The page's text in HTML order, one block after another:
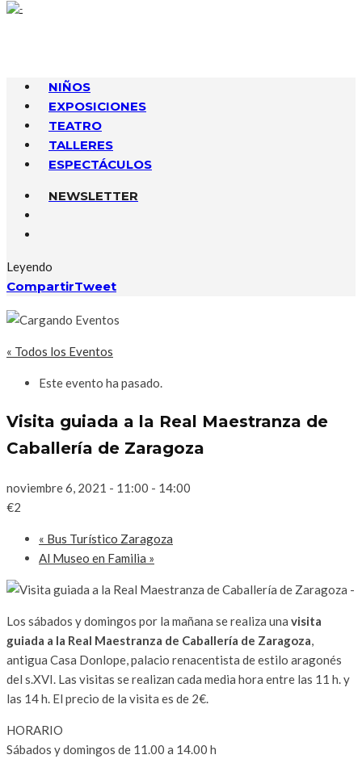
NIÑOS
EXPOSICIONES
TEATRO
TALLERES
ESPECTÁCULOS
NEWSLETTER
Leyendo
CompartirTweet
« Todos los Eventos
Este evento ha pasado.
Visita guiada a la Real Maestranza de
Caballería de Zaragoza
noviembre 6, 2021 - 11:00 - 14:00
€2
« Bus Turístico Zaragoza
Al Museo en Familia »
Los sábados y domingos por la mañana se realiza una visita
guiada a la Real Maestranza de Caballería de Zaragoza
antigua Casa Donlope, palacio renacentista de estilo aragonés
del s.XVI. Las visitas se realizan cada media hora entre las 11 h. y
las 14 h. El precio de la visita es de 2€.
HORARIO
Sábados y domingos de 11.00 a 14.00 h